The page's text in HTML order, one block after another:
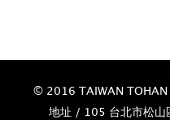
© 2016 TAIWAN
地址 / 105 台北市松山